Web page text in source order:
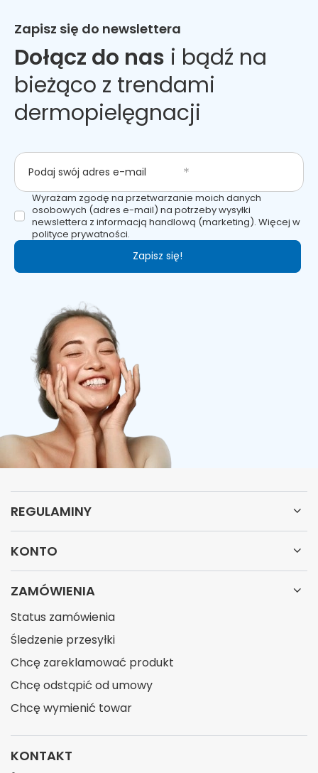
Zapisz się do newslettera
Dołącz do nas i bądź na
bieżąco z trendami
dermopielęgnacji
Podaj swój adres e-mail
Wyrażam zgodę na przetwarzanie moich danych
osobowych (adres e-mail) na potrzeby wysyłki
newslettera z informacją handlową (marketing). Więcej w
polityce prywatności.
Zapisz się!
REGULAMINY
KONTO
ZAMÓWIENIA
Status zamówienia
Śledzenie przesyłki
Chcę zareklamować produkt
Chcę odstąpić od umowy
Chcę wymienić towar
KONTAKT